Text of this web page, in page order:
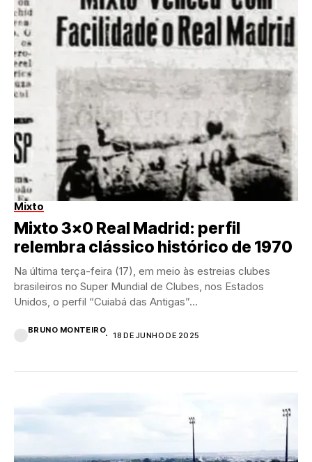
Mixto
Mixto 3×0 Real Madrid: perfil
relembra clássico histórico de 1970
Na última terça-feira (17), em meio às estreias clubes
brasileiros no Super Mundial de Clubes, nos Estados
Unidos, o perfil “Cuiabá das Antigas”...
BRUNO MONTEIRO
18 DE JUNHO DE 2025